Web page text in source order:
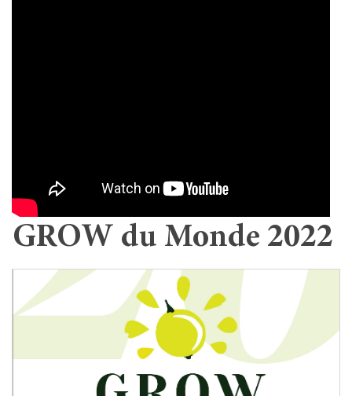
GROW du Monde 2022